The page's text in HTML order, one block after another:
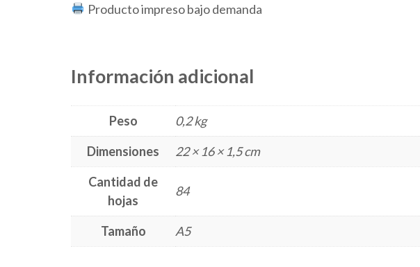
Producto impreso bajo demanda
Información adicional
Peso
0,2 kg
Dimensiones
22 × 16 × 1,5 cm
Cantidad de
hojas
84
Tamaño A5